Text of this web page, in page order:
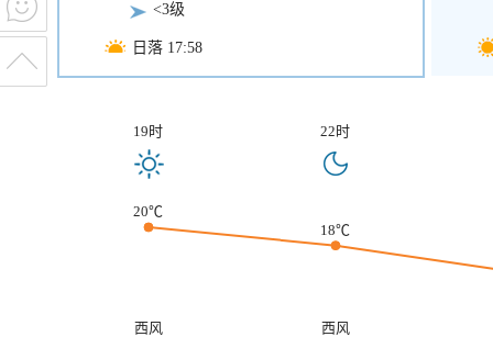
<3级
日落 17:58
19时 22时
20℃
18℃
西风
西风